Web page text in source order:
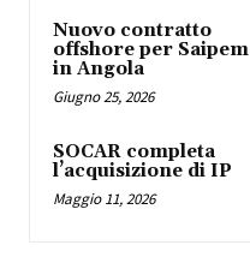
Nuovo contratto
offshore per Saipem
in Angola
Giugno 25, 2026
SOCAR completa
l’acquisizione di IP
Maggio 11, 2026